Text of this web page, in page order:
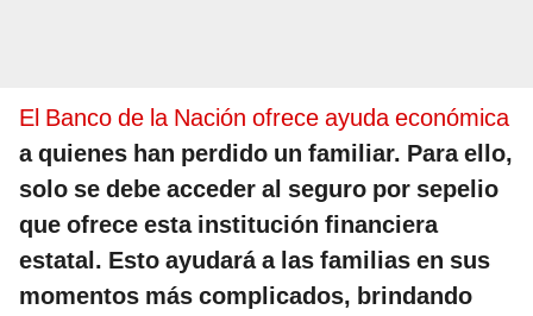
El Banco de la Nación ofrece ayuda económica
a quienes han perdido un familiar. Para ello,
solo se debe acceder al seguro por sepelio
que ofrece esta institución financiera
estatal. Esto ayudará a las familias en sus
momentos más complicados, brindando